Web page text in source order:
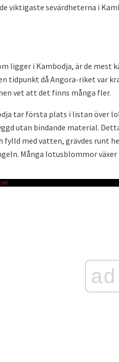
viktigaste sevärdheterna i
ligger i Kambodja, är de mest
tidpunkt då Angora-riket var
vet att det finns många fler.
tar första plats i listan över
utan bindande material.
fylld med vatten, grävdes runt
Många lotusblommor
ad